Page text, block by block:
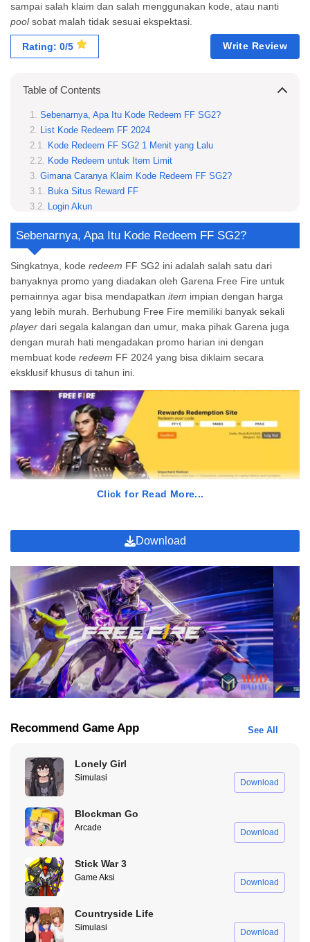
sampai salah klaim dan salah menggunakan kode, atau nanti
poolsobat malah tidak sesuai ekspektasi.
Rating: 0/5 Write Review
Table of Contents
Sebenarnya, Apa Itu Kode Redeem FF SG2?
List Kode Redeem FF 2024
Kode Redeem FF SG2 1 Menit yang Lalu
Kode Redeem untuk Item Limit
Gimana Caranya Klaim Kode Redeem FF SG2?
Buka Situs Reward FF
Login Akun
Masukkan Kode Redeem
Perhatikan Kode Redeem
Kenapa Harus Kode Redeem FF SG2?
Klaim Hadiah Sebanyak Mungkin Menggunakan Kode Redeem FF SG2!
Apakah Kode Redeem FF SG2 akan diupdate setiap harinya?
Apakah Kode Redeem FF SG2 harus diklaim melalui situs sendiri?
Apakah semua Kode Redeem FF SG2 di situs ModRadar bisa digunakan?
Sebenarnya, Apa Itu Kode Redeem FF SG2?
Singkatnya, kode redeem FF SG2 ini adalah salah satu dari
banyaknya promo yang diadakan oleh Garena Free Fire untuk
pemainnya agar bisa mendapatkan item impian dengan harga
yang lebih murah. Berhubung Free Fire memiliki banyak sekali
player dari segala kalangan dan umur, maka pihak Garena juga
dengan murah hati mengadakan promo harian ini dengan
membuat kode redeem FF 2024 yang bisa diklaim secara
eksklusif khusus di tahun ini.
ini benar-benar cepet-cepetan ya,guys. Jadi kalau kuotanya
sudah habis, maka sobat sudah tidak bisa melakukan klaim dan
kesempatan akan hangus. Maka dari itu, kode-kode ini kerap kali
dinamakan koderedeemFF SG2 1 menit yang lalu karenasaking
banyaknya peminat yang menggunakan koderedeemFF 2024
ini.
List Kode Redeem FF 2024
bisa sobat gunakan sepanjang tahun 2024. Ini hoki-hokian ya,
Kode Redeem FF SG2 1 Menit yang Lalu
Inget ya, dinamain kode redeem
karena kode-kode ini beneran bisa habis dalam waktu satu menit
saja! Sifatnya
, jadi klaim-klaim aja, siapa tau
sobat dapat
PP94QA34RR55
OO93PL67BV78
HH56ZA21ER09
Click for Read More...
Download
Recommend Game App See All
Lonely Girl
Simulasi Download
Blockman Go
Arcade Download
Stick War 3
Game Aksi Download
Countryside Life
Simulasi Download